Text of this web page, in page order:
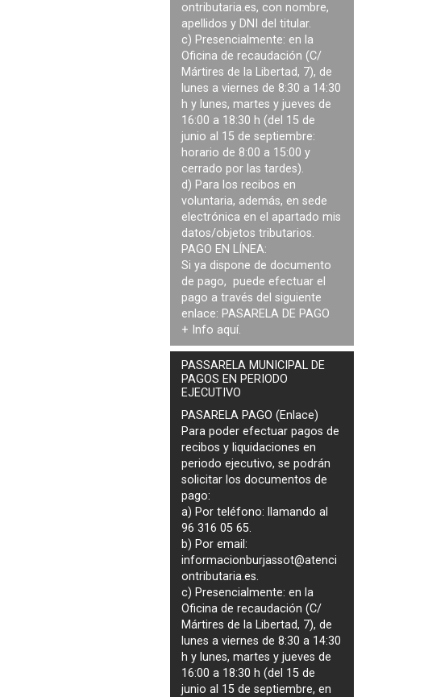
ontributaria.es, con nombre,
apellidos y DNI del titular.
c) Presencialmente: en la
Oficina de recaudación (C/
Mártires de la Libertad, 7), de
lunes a viernes de 8:30 a 14:30
h y lunes, martes y jueves de
16:00 a 18:30 h (del 15 de
junio al 15 de septiembre:
horario de 8:00 a 15:00 y
cerrado por las tardes).
d) Para los recibos en
voluntaria, además, en sede
electrónica en el apartado mis
datos/objetos tributarios.
PAGO EN LÍNEA:
Si ya dispone de documento
de pago, puede efectuar el
pago a través del siguiente
enlace: PASARELA DE PAGO
+ Info aquí.
PASSARELA MUNICIPAL DE
PAGOS EN PERIODO
EJECUTIVO
PASARELA PAGO (Enlace)
Para poder efectuar pagos de
recibos y liquidaciones en
periodo ejecutivo, se podrán
solicitar los documentos de
pago:
a) Por teléfono: llamando al
96 316 05 65.
b) Por email:
informacionburjassot@atenci
ontributaria.es.
c) Presencialmente: en la
Oficina de recaudación (C/
Mártires de la Libertad, 7), de
lunes a viernes de 8:30 a 14:30
h y lunes, martes y jueves de
16:00 a 18:30 h (del 15 de
junio al 15 de septiembre, en